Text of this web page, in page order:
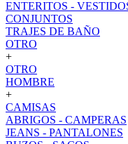
ENTERITOS -
CONJUNTOS
TRAJES DE BAÑO
OTRO
+
OTRO
HOMBRE
+
CAMISAS
ABRIGOS - CAMPERAS
JEANS - PANTALONES